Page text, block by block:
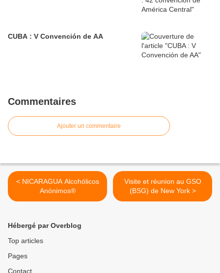
CUBA : V Convención de AA
Commentaires
Ajouter un commentaire
< NICARAGUA Alcohólicos
Anónimos®
Visite et réunion au GSO
(BSG) de New York >
Hébergé par Overblog
Top articles
Pages
Contact